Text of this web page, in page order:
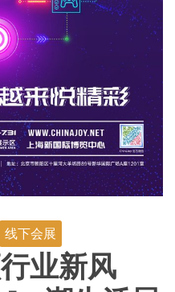
线下会展
业新风